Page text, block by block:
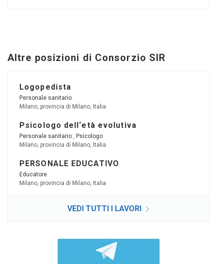
Altre posizioni di Consorzio SIR
Logopedista
Personale sanitario
Milano, provincia di Milano, Italia
Psicologo dell‘età evolutiva
Personale sanitario , Psicologo
Milano, provincia di Milano, Italia
PERSONALE EDUCATIVO
Educatore
Milano, provincia di Milano, Italia
VEDI TUTTI I LAVORI